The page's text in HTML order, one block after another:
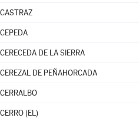
CASTRAZ
CEPEDA
CERECEDA DE LA SIERRA
CEREZAL DE PEÑAHORCADA
CERRALBO
CERRO (EL)